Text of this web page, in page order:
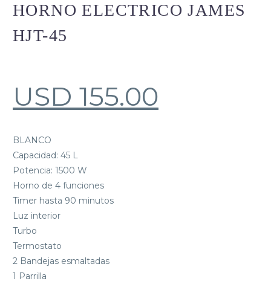
HORNO ELECTRICO JAMES
HJT-45
USD 155.00
BLANCO
Capacidad: 45 L
Potencia: 1500 W
Horno de 4 funciones
Timer hasta 90 minutos
Luz interior
Turbo
Termostato
2 Bandejas esmaltadas
1 Parrilla